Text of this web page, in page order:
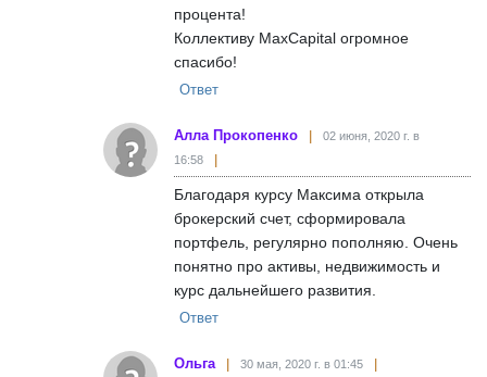
процента!
Коллективу МахCapital огромное
спасибо!
Ответ
Алла Прокопенко
02 июня, 2020 г. в
16:58
Благодаря курсу Максима открыла
брокерский счет, сформировала
портфель, регулярно пополняю. Очень
понятно про активы, недвижимость и
курс дальнейшего развития.
Ответ
Ольга 30 мая, 2020 г. в 01:45